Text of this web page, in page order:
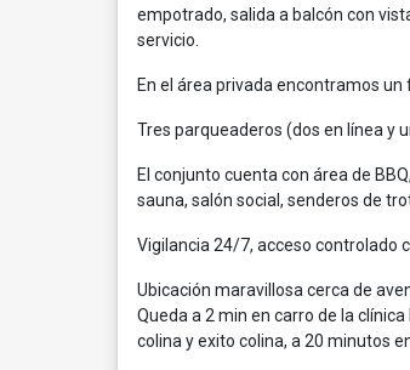
empotrado, salida a balcón con
servicio.
En el área privada encontramos
Tres parqueaderos (dos en línea y
El conjunto cuenta con área de
sauna, salón social, senderos de
Vigilancia 24/7, acceso controlado
Ubicación maravillosa cerca de
Queda a 2 min en carro de la
colina y exito colina, a 20 minutos